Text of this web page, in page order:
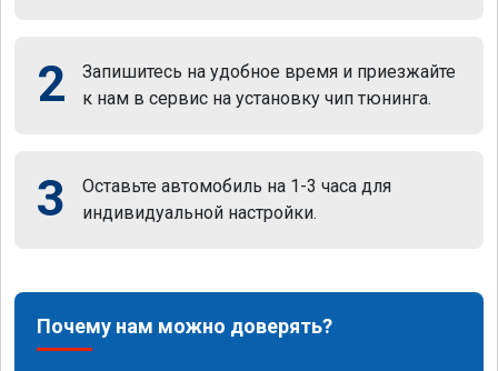
2
Запишитесь на удобное время и приезжайте
к нам в сервис на установку чип тюнинга.
3
Оставьте автомобиль на 1-3 часа для
индивидуальной настройки.
Почему нам можно доверять?